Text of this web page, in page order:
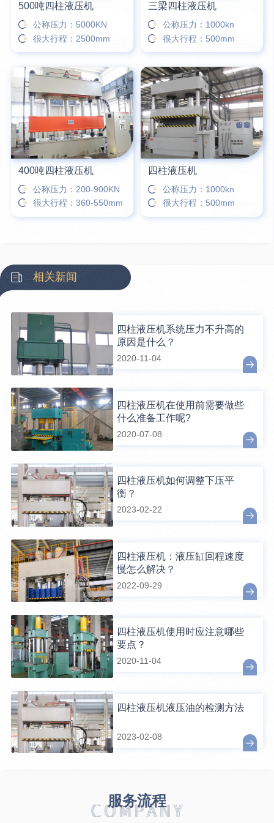
500吨四柱液压机
公称压力：5000KN
很大行程：2500mm
三梁四柱液压机
公称压力：1000kn
很大行程：500mm
400吨四柱液压机
公称压力：200-900KN
很大行程：360-550mm
四柱液压机
公称压力：1000kn
很大行程：500mm
相关新闻
四柱液压机系统压力不升高的
原因是什么？
2020-11-04
四柱液压机在使用前需要做些
什么准备工作呢?
2020-07-08
四柱液压机如何调整下压平
衡？
2023-02-22
四柱液压机：液压缸回程速度
慢怎么解决？
2022-09-29
四柱液压机使用时应注意哪些
要点？
2020-11-04
四柱液压机液压油的检测方法
2023-02-08
服务流程